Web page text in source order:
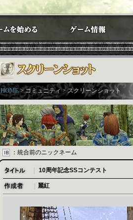
HOME> コミュニティ > スクリーンショット
：統合前のニックネーム
10周年記念SSコンテスト
麗紅